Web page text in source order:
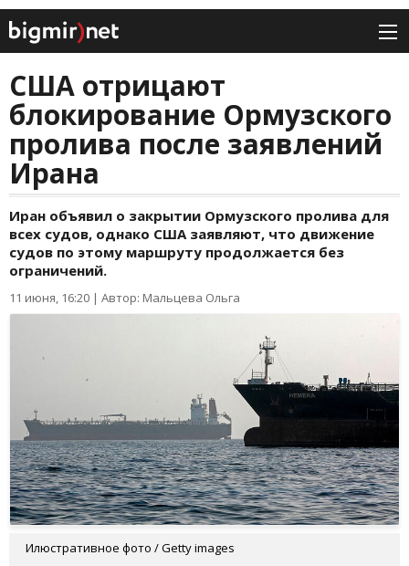
США отрицают
блокирование Ормузского
пролива после заявлений
Ирана
Иран объявил о закрытии Ормузского пролива для
всех судов, однако США заявляют, что движение
судов по этому маршруту продолжается без
ограничений.
11 июня, 16:20 | Автор: Мальцева Ольга
Илюстративное фото / Getty images